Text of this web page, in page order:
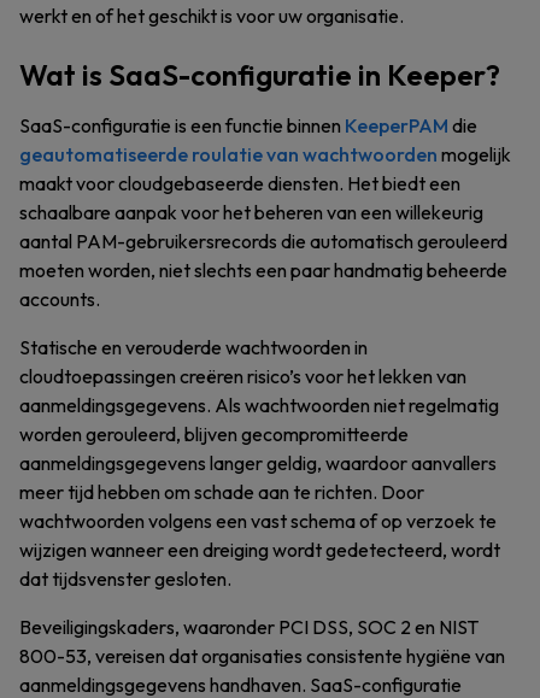
werkt en of het geschikt is voor uw organisatie.
Wat is SaaS-configuratie in Keeper?
SaaS-configuratie is een functie binnen KeeperPAM die
geautomatiseerde roulatie van wachtwoorden mogelijk
maakt voor cloudgebaseerde diensten. Het biedt een
schaalbare aanpak voor het beheren van een willekeurig
aantal PAM-gebruikersrecords die automatisch gerouleerd
moeten worden, niet slechts een paar handmatig beheerde
accounts.
Statische en verouderde wachtwoorden in
cloudtoepassingen creëren risico’s voor het lekken van
aanmeldingsgegevens. Als wachtwoorden niet regelmatig
worden gerouleerd, blijven gecompromitteerde
aanmeldingsgegevens langer geldig, waardoor aanvallers
meer tijd hebben om schade aan te richten. Door
wachtwoorden volgens een vast schema of op verzoek te
wijzigen wanneer een dreiging wordt gedetecteerd, wordt
dat tijdsvenster gesloten.
Beveiligingskaders, waaronder PCI DSS, SOC 2 en NIST
800-53, vereisen dat organisaties consistente hygiëne van
aanmeldingsgegevens handhaven. SaaS-configuratie